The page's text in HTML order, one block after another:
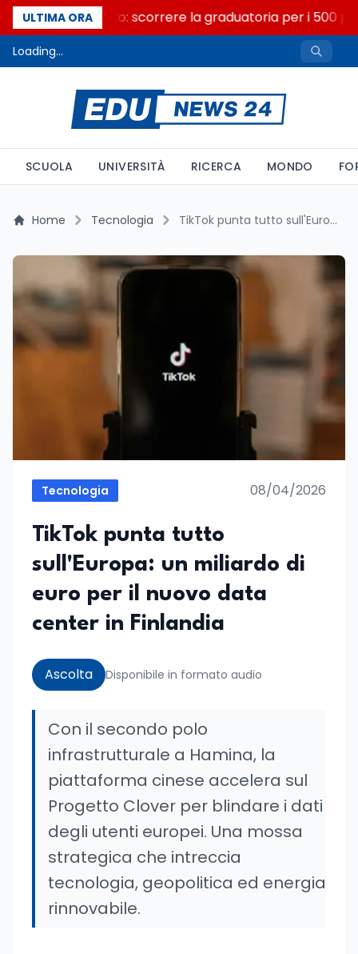
ULTIMA ORA
Consiglio di Stato: scorrere la graduatoria per i 500
Loading...
SCUOLA UNIVERSITÀ RICERCA MONDO
Home Tecnologia TikTok punta tutto sull'Europa: un miliardo di euro per il nuovo data center in Finlandia
Tecnologia 08/04/2026
TikTok punta tutto
sull'Europa: un miliardo di
euro per il nuovo data
center in Finlandia
Ascolta Disponibile in formato audio
Con il secondo polo
infrastrutturale a Hamina, la
piattaforma cinese accelera sul
Progetto Clover per blindare i dati
degli utenti europei. Una mossa
strategica che intreccia
tecnologia, geopolitica ed energia
rinnovabile.